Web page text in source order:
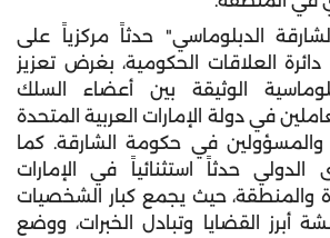
الدبلوماسي" حدثاً مركزياً على
دائرة العلاقات الحكومية، بغرض تعزيز
الوثيقة بين أعضاء السلك
في دولة الإمارات العربية المتحدة
والمسؤولين في حكومة الشارقة. كما
حدثاً استثنائياً في الإمارات
والمنطقة، حيث يجمع كبار الشخصيات
أبرز القضايا وتبادل الخبرات، ووضع